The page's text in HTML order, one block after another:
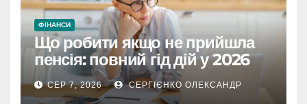
ФІНАНСИ
Що робити якщо не прийшла
пенсія: повний гід дій у 2026
роціСЕР 7, 2026 СЕРГІЄНКО ОЛЕКСАНДР